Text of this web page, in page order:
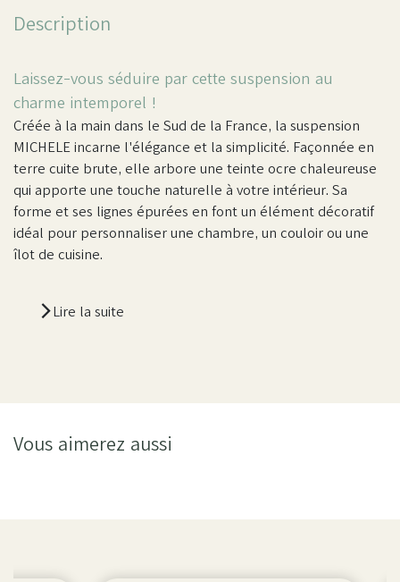
Description
Laissez-vous séduire par cette suspension au
charme intemporel !
Créée à la main dans le Sud de la France, la suspension
MICHELE incarne l'élégance et la simplicité. Façonnée en
terre cuite brute, elle arbore une teinte ocre chaleureuse
qui apporte une touche naturelle à votre intérieur. Sa
forme et ses lignes épurées en font un élément décoratif
idéal pour personnaliser une chambre, un couloir ou une
îlot de cuisine.
Lire la suite
Vous aimerez aussi